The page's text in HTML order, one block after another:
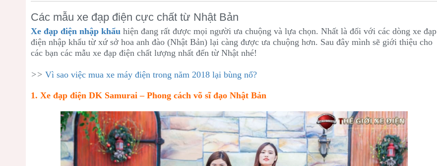
Các mẫu xe đạp điện cực chất từ Nhật Bản
Xe đạp điện nhập khẩu hiện đang rất được mọi người ưa chuộng và lựa chọn. Nhất là đối với các dòng xe đạp
điện nhập khẩu từ xứ sở hoa anh đào (Nhật Bản) lại càng được ưa chuộng hơn. Sau đây mình sẽ giới thiệu cho
các bạn các mẫu xe đạp điện chất lượng nhất đến từ Nhật nhé!
>> Vì sao việc mua xe máy điện trong năm 2018 lại bùng nổ?
1. Xe đạp điện DK Samurai – Phong cách võ sĩ đạo Nhật Bản